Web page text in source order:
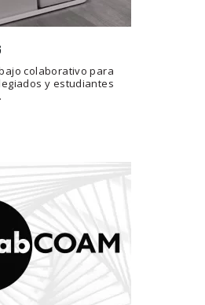
colaborativo para
y estudiantes